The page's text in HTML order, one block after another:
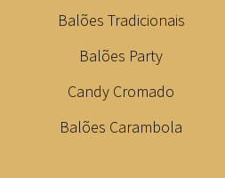
Balões Tradicionais
Balões Party
Candy Cromado
Balões Carambola